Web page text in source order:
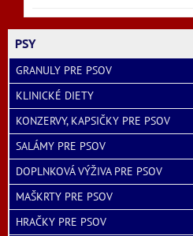
PSY
GRANULY PRE PSOV
KLINICKÉ DIETY
KONZERVY, KAPSIČKY PRE PSOV
SALÁMY PRE PSOV
DOPLNKOVÁ VÝŽIVA PRE PSOV
MAŠKRTY PRE PSOV
HRAČKY PRE PSOV